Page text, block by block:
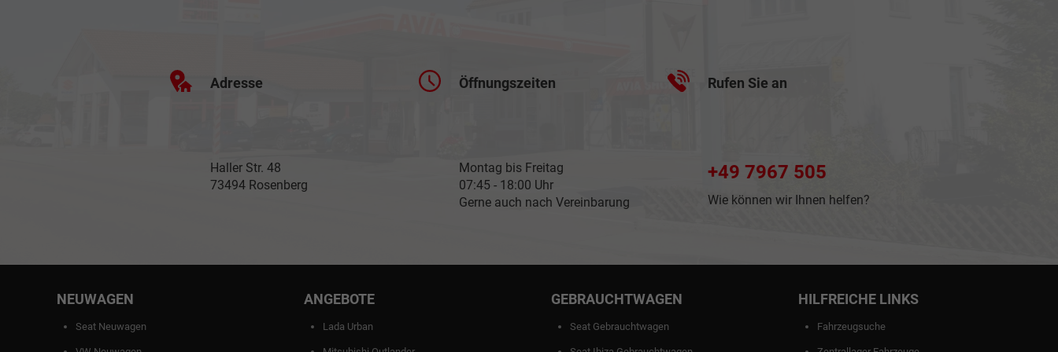
Adresse
Haller Str. 48
73494 Rosenberg
Öffnungszeiten
Montag bis Freitag
07:45 - 18:00 Uhr
Gerne auch nach Vereinbarung
Rufen Sie an
+49 7967 505
Wie können wir Ihnen helfen?
NEUWAGEN
Seat Neuwagen
ANGEBOTE
Lada Urban
GEBRAUCHTWAGEN
Seat Gebrauchtwagen
HILFREICHE LINKS
Fahrzeugsuche